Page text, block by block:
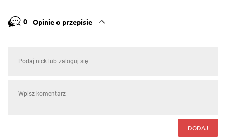
0 Opinie o przepisie
DODAJ